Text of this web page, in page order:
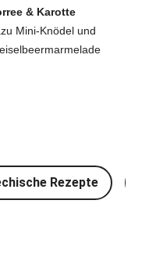
& Karotte
Mini-Knödel und
Rezepte